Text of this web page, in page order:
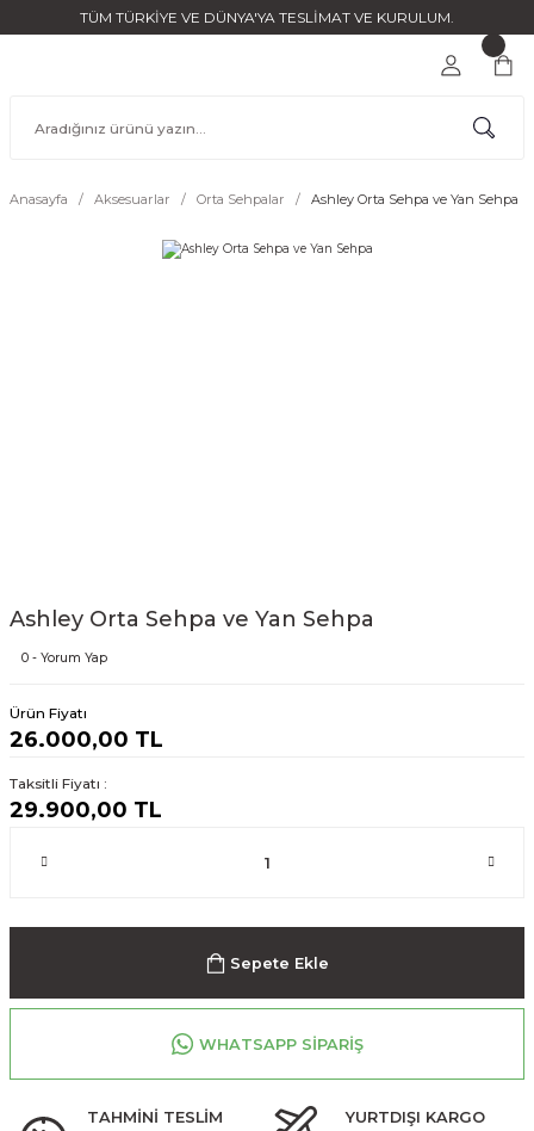
TÜM TÜRKİYE VE DÜNYA'YA TESLİMAT VE KURULUM.
Anasayfa Aksesuarlar Orta Sehpalar Ashley Orta Sehpa ve Yan Sehpa
Ashley Orta Sehpa ve Yan Sehpa
0 - Yorum Yap
Ürün Fiyatı
26.000,00 TL
Taksitli Fiyatı :
29.900,00 TL
Sepete Ekle
WHATSAPP SİPARİŞ
TAHMİNİ TESLİM
YURTDIŞI KARGO